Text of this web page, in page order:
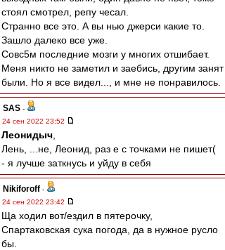
стоял смотрел, репу чесал.
Странно все это. А вы нью джерси какие то.
Зашло далеко все уже.
Совс5м последние мозги у многих отшибает.
Меня никто не заметил и заебись, другим занят
были. Но я все видел..., и мне не понравилось.
SAS -
24 сен 2022 23:52
Леонидыч
Лень, ...не, Леонид, раз е с точками не пишет(
- я лучше заткнусь и уйду в себя
Nikiforoff -
24 сен 2022 23:42
Ща ходил вот/ездил в пятерочку,
Спартаковская сука погода, да в нужное русло
бы.